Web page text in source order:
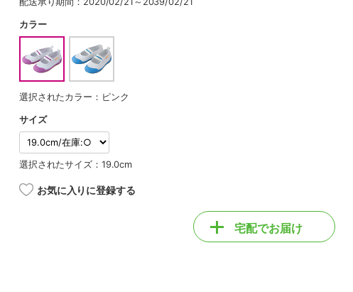
カラー
選択されたカラー：ピンク
サイズ
選択されたサイズ：19.0cm
お気に入りに登録する
宅配でお届け